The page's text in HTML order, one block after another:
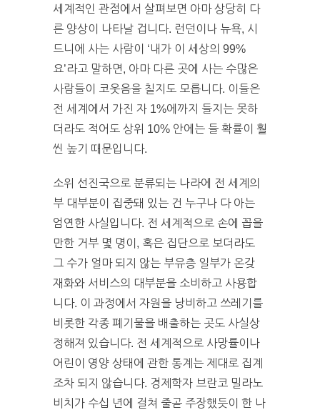
세계적인 관점에서 살펴보면 아마 상당히 다
른 양상이 나타날 겁니다. 런던이나 뉴욕, 시
드니에 사는 사람이 ‘내가 이 세상의 99%
요’라고 말하면, 아마 다른 곳에 사는 수많은
사람들이 코웃음을 칠지도 모릅니다. 이들은
전 세계에서 가진 자 1%에까지 들지는 못하
더라도 적어도 상위 10% 안에는 들 확률이 훨
씬 높기 때문입니다.
소위 선진국으로 분류되는 나라에 전 세계의
부 대부분이 집중돼 있는 건 누구나 다 아는
엄연한 사실입니다. 전 세계적으로 손에 꼽을
만한 거부 몇 명이, 혹은 집단으로 보더라도
그 수가 얼마 되지 않는 부유층 일부가 온갖
재화와 서비스의 대부분을 소비하고 사용합
니다. 이 과정에서 자원을 낭비하고 쓰레기를
비롯한 각종 폐기물을 배출하는 곳도 사실상
정해져 있습니다. 전 세계적으로 사망률이나
어린이 영양 상태에 관한 통계는 제대로 집계
조차 되지 않습니다. 경제학자 브란코 밀라노
비치가 수십 년에 걸쳐 줄곧 주장했듯이 한 나